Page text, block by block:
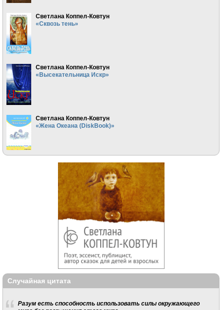
Светлана Коппел-Ковтун
«Сквозь тень»
Светлана Коппел-Ковтун
«Высекательница Искр»
Светлана Коппел-Ковтун
«Жена Океана (DiskBook)»
Случайная цитата
Разум есть способность использовать силы окружающего